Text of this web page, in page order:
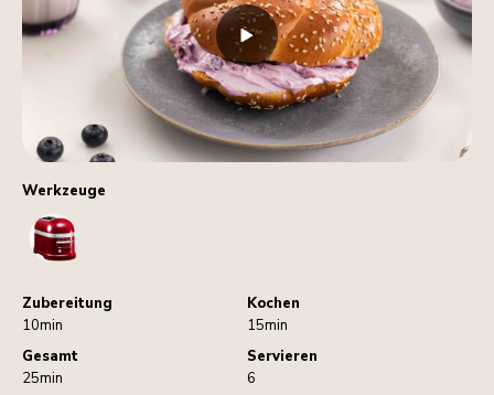
Werkzeuge
Toaster
Zubereitung
10min
Kochen
15min
Gesamt
25min
Servieren
6